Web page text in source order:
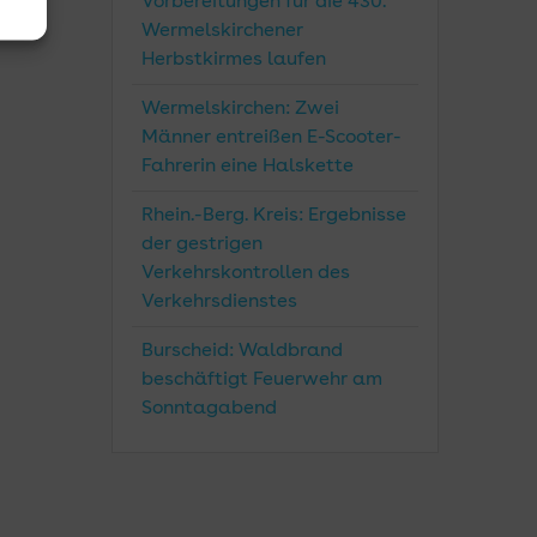
Wermelskirchener
Herbstkirmes laufen
Wermelskirchen: Zwei
Männer entreißen E-Scooter-
Fahrerin eine Halskette
Rhein.-Berg. Kreis: Ergebnisse
der gestrigen
Verkehrskontrollen des
Verkehrsdienstes
Burscheid: Waldbrand
beschäftigt Feuerwehr am
Sonntagabend